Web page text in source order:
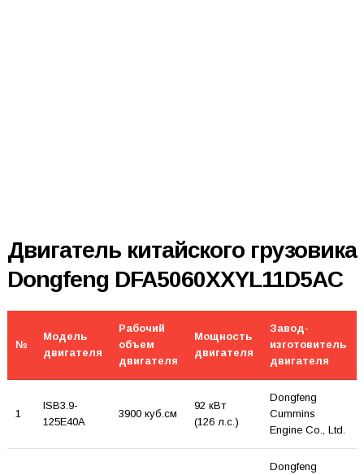
Двигатель китайского грузовика
Dongfeng DFA5060XXYL11D5AC
№
Модель
двигателя
Рабочий
объем
двигателя
Мощность
двигателя
Завод-
изготовитель
двигателя
1
ISB3.9-
125E40A
3900 куб.см
92 кВт
(126 л.с.)
Dongfeng
Cummins
Engine Co., Ltd.
Dongfeng